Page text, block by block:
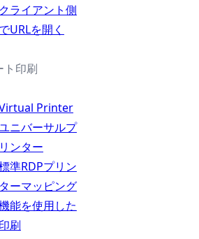
ライアント側
URLを開く
ト印刷
Printer
ニバーサルプ
ンター
準RDPプリン
ーマッピング
能を使用した
刷